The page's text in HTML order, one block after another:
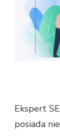
Ekspert
posiada